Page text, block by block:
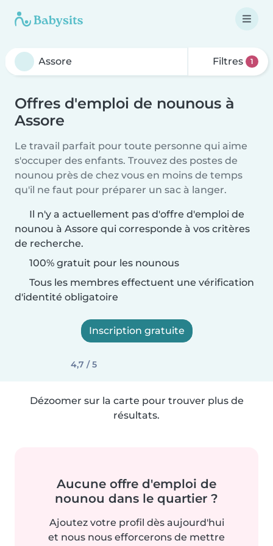
Filtres 1
Offres d'emploi de nounous à
Assore
Le travail parfait pour toute personne qui aime
s'occuper des enfants. Trouvez des postes de
nounou près de chez vous en moins de temps
qu'il ne faut pour préparer un sac à langer.
Il n'y a actuellement pas d'offre d'emploi de
nounou à Assore qui corresponde à vos critères
de recherche.
100% gratuit pour les nounous
Tous les membres effectuent une vérification
d'identité obligatoire
Inscription gratuite
4,7 / 5
Dézoomer sur la carte pour trouver plus de
résultats.
Aucune offre d'emploi de
nounou dans le quartier ?
Ajoutez votre profil dès aujourd'hui
et nous nous efforcerons de mettre